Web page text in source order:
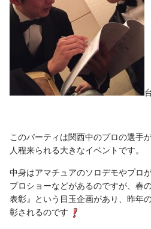
このパーティは関西中のプロの選手
人程来られる大きなイベントです。
中身はアマチュアのソロデモやプロ
プロショーなどがあるのですが、春
表彰』という目玉企画があり、昨年
彰されるのです